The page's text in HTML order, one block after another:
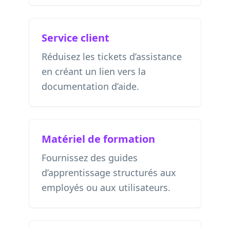
Service client
Réduisez les tickets d’assistance
en créant un lien vers la
documentation d’aide.
Matériel de formation
Fournissez des guides
d’apprentissage structurés aux
employés ou aux utilisateurs.